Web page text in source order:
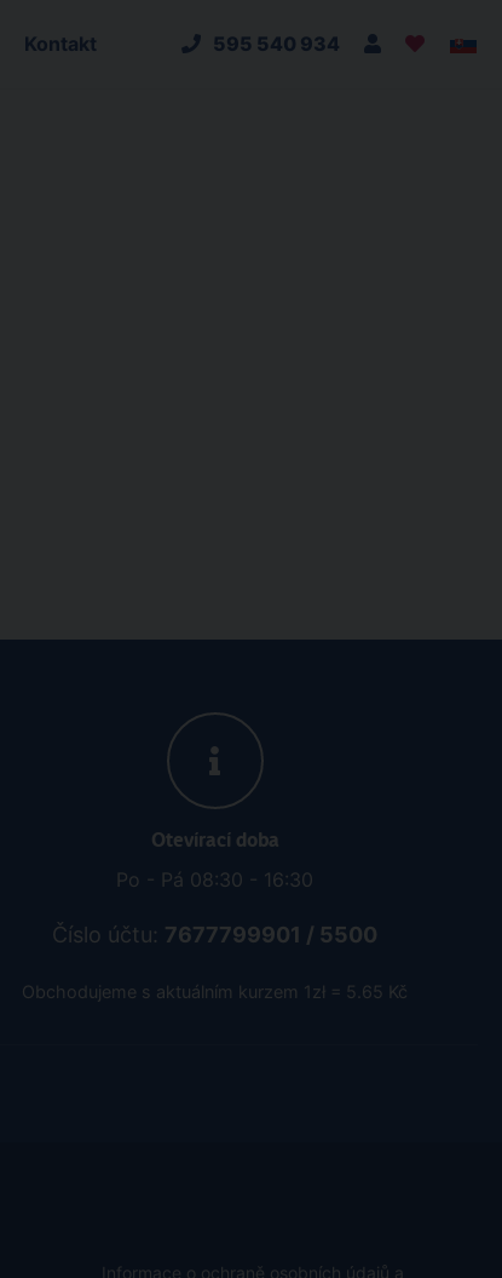
Kontakt 595 540 934
Otevírací doba
Po - Pá 08:30 - 16:30
Číslo účtu: 7677799901 / 5500
Obchodujeme s aktuálním kurzem 1zł = 5.65 Kč
Informace o ochraně osobních údajů a